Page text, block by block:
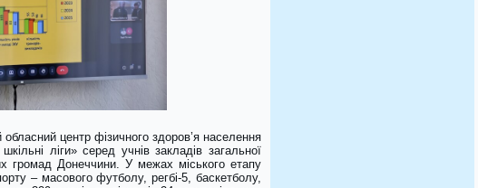
центр фізичного здоров’я населення
ліги» серед учнів закладів загальної
громад Донеччини. У межах міського етапу
– масового футболу, регбі-5, баскетболу,